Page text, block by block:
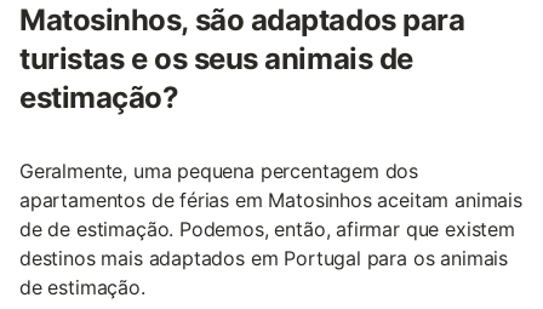
Matosinhos, são adaptados para
turistas e os seus animais de
estimação?
Geralmente, uma pequena percentagem dos
apartamentos de férias em Matosinhos aceitam animais
de de estimação. Podemos, então, afirmar que existem
destinos mais adaptados em Portugal para os animais
de estimação.